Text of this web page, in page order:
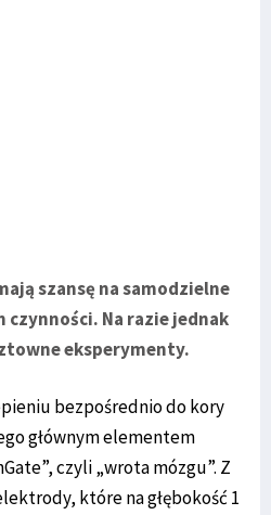
szansę na samodzielne
Na razie jednak
eksperymenty.
bezpośrednio do kory
głównym elementem
czyli „wrota mózgu”. Z
które na głębokość 1